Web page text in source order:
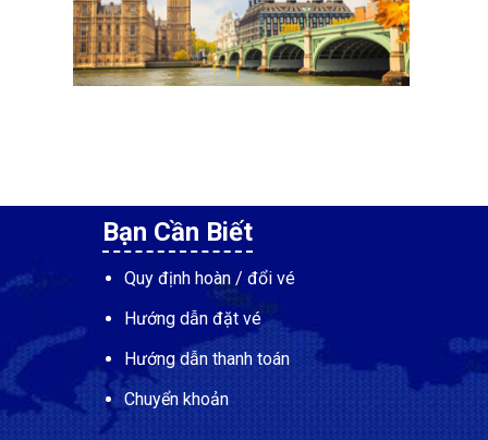
Bạn Cần Biết
Quy định hoàn / đổi vé
Hướng dẫn đặt vé
Hướng dẫn thanh toán
Chuyển khoản